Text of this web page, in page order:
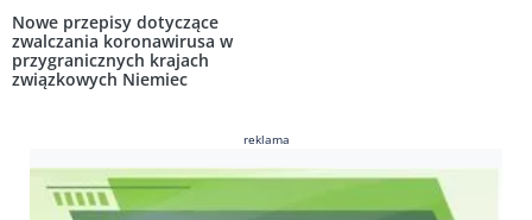
Nowe przepisy dotyczące
zwalczania koronawirusa w
przygranicznych krajach
związkowych Niemiec
reklama